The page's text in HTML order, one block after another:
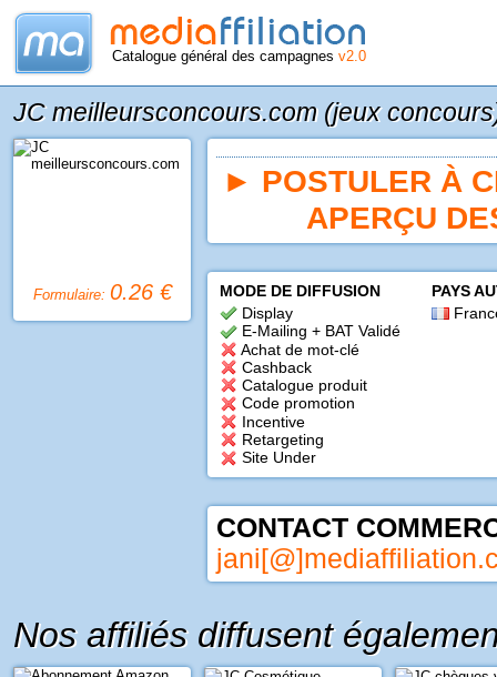
Catalogue général des campagnes v2.0
JC meilleursconcours.com (jeux
Formulaire: 0.26 €
► POSTULER À
APERÇU
MODE DE DIFFUSION
PAYS
Display
E-Mailing + BAT Validé
Achat de mot-clé
Cashback
Catalogue produit
Code promotion
Incentive
Retargeting
Site Under
CONTACT
Nos affiliés diffusent